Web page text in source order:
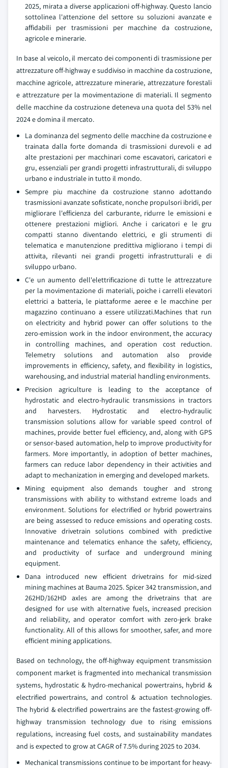
2025, mirata a diverse applicazioni off-highway. Questo lancio
sottolinea l'attenzione del settore su soluzioni avanzate e
affidabili per trasmissioni per macchine da costruzione,
agricole e minerarie.
In base al veicolo, il mercato dei componenti di trasmissione per
attrezzature off-highway e suddiviso in macchine da costruzione,
macchine agricole, attrezzature minerarie, attrezzature forestali
e attrezzature per la movimentazione di materiali. Il segmento
delle macchine da costruzione deteneva una quota del 53% nel
2024 e domina il mercato.
La dominanza del segmento delle macchine da costruzione e
trainata dalla forte domanda di trasmissioni durevoli e ad
alte prestazioni per macchinari come escavatori, caricatori e
gru, essenziali per grandi progetti infrastrutturali, di sviluppo
urbano e industriale in tutto il mondo.
Sempre piu macchine da costruzione stanno adottando
trasmissioni avanzate sofisticate, nonche propulsori ibridi, per
migliorare l'efficienza del carburante, ridurre le emissioni e
ottenere prestazioni migliori. Anche i caricatori e le gru
compatti stanno diventando elettrici, e gli strumenti di
telematica e manutenzione predittiva migliorano i tempi di
attivita, rilevanti nei grandi progetti infrastrutturali e di
sviluppo urbano.
C'e un aumento dell'elettrificazione di tutte le attrezzature
per la movimentazione di materiali, poiche i carrelli elevatori
elettrici a batteria, le piattaforme aeree e le macchine per
magazzino continuano a essere utilizzati.Machines that run
on electricity and hybrid power can offer solutions to the
zero-emission work in the indoor environment, the accuracy
in controlling machines, and operation cost reduction.
Telemetry solutions and automation also provide
improvements in efficiency, safety, and flexibility in logistics,
warehousing, and industrial material handling environments.
Precision agriculture is leading to the acceptance of
hydrostatic and electro-hydraulic transmissions in tractors
and harvesters. Hydrostatic and electro-hydraulic
transmission solutions allow for variable speed control of
machines, provide better fuel efficiency, and, along with GPS
or sensor-based automation, help to improve productivity for
farmers. More importantly, in adoption of better machines,
farmers can reduce labor dependency in their activities and
adapt to mechanization in emerging and developed markets.
Mining equipment also demands tougher and strong
transmissions with ability to withstand extreme loads and
environment. Solutions for electrified or hybrid powertrains
are being assessed to reduce emissions and operating costs.
Innovative drivetrain solutions combined with predictive
maintenance and telematics enhance the safety, efficiency,
and productivity of surface and underground mining
equipment.
Dana introduced new efficient drivetrains for mid-sized
mining machines at Bauma 2025. Spicer 342 transmission, and
262HD/162HD axles are among the drivetrains that are
designed for use with alternative fuels, increased precision
and reliability, and operator comfort with zero-jerk brake
functionality. All of this allows for smoother, safer, and more
efficient mining applications.
Based on technology, the off-highway equipment transmission
component market is fragmented into mechanical transmission
systems, hydrostatic & hydro-mechanical powertrains, hybrid &
electrified powertrains, and control & actuation technologies.
The hybrid & electrified powertrains are the fastest-growing off-
highway transmission technology due to rising emissions
regulations, increasing fuel costs, and sustainability mandates
and is expected to grow at CAGR of 7.5% during 2025 to 2034.
Mechanical transmissions continue to be important for heavy-